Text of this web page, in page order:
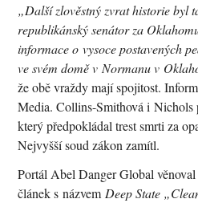
„Další zlověstný zvrat historie byl
republikánský senátor za
informace o vysoce postavených
ve svém domě v Normanu v
že obě vraždy mají spojitost.
Media. Collins-Smithová i Nichols
který předpokládal trest smrti za
Nejvyšší soud zákon zamítl.
Portál Abel Danger Global
článek s názvemDeep State